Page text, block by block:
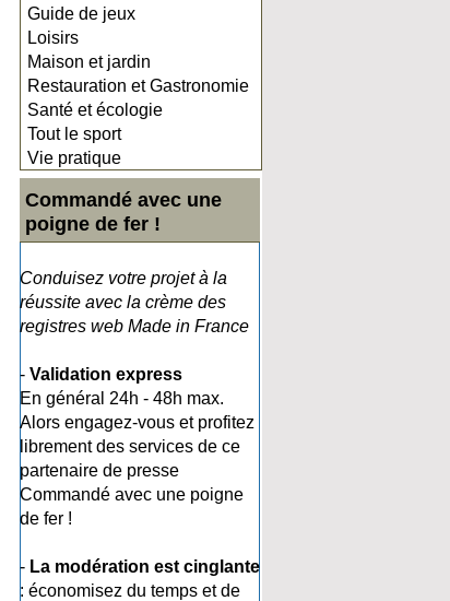
Guide de jeux
Loisirs
Maison et jardin
Restauration et Gastronomie
Santé et écologie
Tout le sport
Vie pratique
Commandé avec une
poigne de fer !
Conduisez votre projet à la
réussite avec la crème des
registres web Made in France
- Validation express
En général 24h - 48h max.
Alors engagez-vous et profitez
librement des services de ce
partenaire de presse
Commandé avec une poigne
de fer !
- La modération est cinglante
: économisez du temps et de